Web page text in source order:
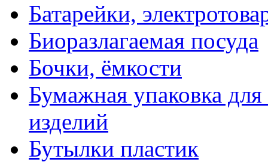
Батарейки,
Биоразлагаемая посуда
Бочки, ёмкости
Бумажная упаковка
изделий
Бутылки пластик